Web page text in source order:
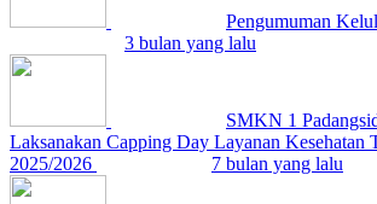
Pengumuman
3 bulan yang lalu
SMKN 1
Laksanakan Capping Day Layanan Kesehatan
2025/2026
7 bulan yang lalu